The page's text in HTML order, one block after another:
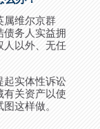
属维尔京群
债务人实益拥
人以外、无任
起实体性诉讼
有关资产以使
这样做。